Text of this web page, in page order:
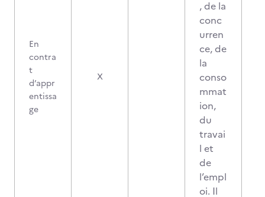
En
contra
t
d’appr
entissa
ge
X
, de la
conc
urren
ce, de
la
conso
mmat
ion,
du
travai
l et
de
l’empl
oi. Il